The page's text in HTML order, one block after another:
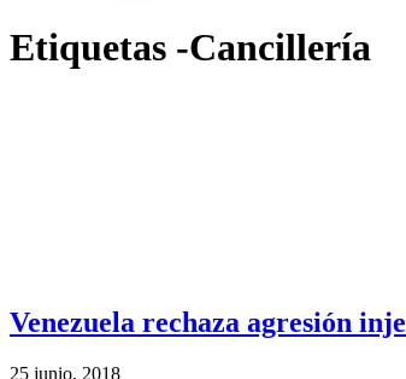
Etiquetas -Cancillería
Venezuela rechaza agresión
25 junio, 2018